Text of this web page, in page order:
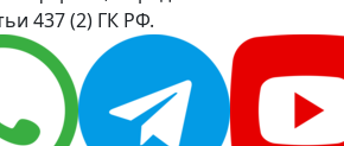
437 (2) ГК РФ.